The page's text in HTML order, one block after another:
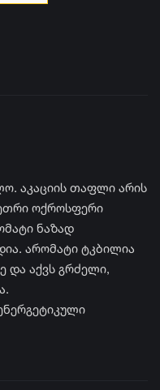
აკაციის თაფლი არის
ოქროსფერი
ნაზად
არომატი ტკბილია
და აქვს გრძელი,